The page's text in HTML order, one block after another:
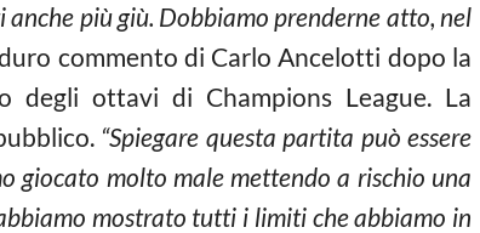
anche più giù. Dobbiamo prenderne atto, nel
duro commento di Carlo Ancelotti dopo la
ottavi di Champions League. La
“Spiegare questa partita può essere
giocato molto male mettendo a rischio una
mostrato tutti i limiti che abbiamo in